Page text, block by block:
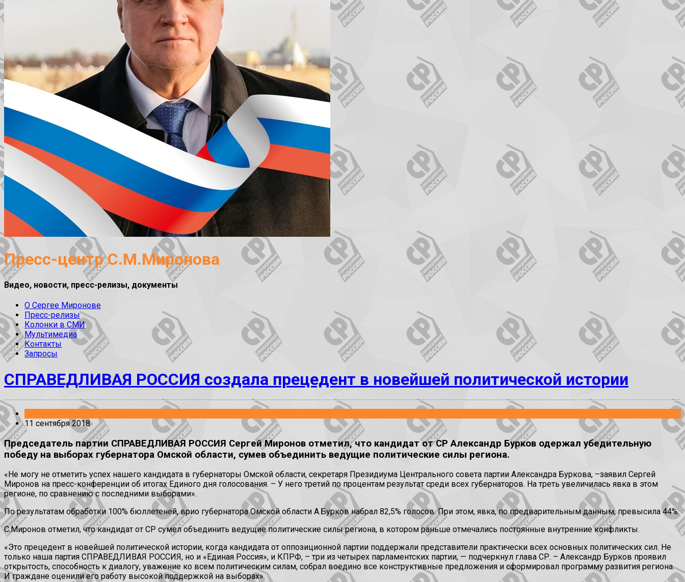
Пресс-центр С.М.Миронова
Видео, новости, пресс-релизы, документы
О Сергее Миронове
Пресс-релизы
Колонки в СМИ
Мультимедиа
Контакты
Запросы
СПРАВЕДЛИВАЯ РОССИЯ создала прецедент в новейшей политической истории
11 сентября 2018
Председатель партии СПРАВЕДЛИВАЯ РОССИЯ Сергей Миронов отметил, что кандидат от СР Александр Бурков одержал убедительную
победу на выборах губернатора Омской области, сумев объединить ведущие политические силы региона.
«Не могу не отметить успех нашего кандидата в губернаторы Омской области, секретаря Президиума Центрального совета партии Александра Буркова, –заявил Сергей
Миронов на пресс-конференции об итогах Единого дня голосования. – У него третий по процентам результат среди всех губернаторов. На треть увеличилась явка в этом
регионе, по сравнению с последними выборами».
По результатам обработки 100% бюллетеней, врио губернатора Омской области А.Бурков набрал 82,5% голосов. При этом, явка, по предварительным данным, превысила 44%.
С.Миронов отметил, что кандидат от СР сумел объединить ведущие политические силы региона, в котором раньше отмечались постоянные внутренние конфликты.
«Это прецедент в новейшей политической истории, когда кандидата от оппозиционной партии поддержали представители практически всех основных политических сил. Не
только наша партия СПРАВЕДЛИВАЯ РОССИЯ, но и «Единая Россия», и КПРФ, – три из четырех парламентских партии, — подчеркнул глава СР. – Александр Бурков проявил
открытость, способность к диалогу, уважение ко всем политическим силам, собрал воедино все конструктивные предложения и сформировал программу развития региона.
И граждане оценили его работу высокой поддержкой на выборах».